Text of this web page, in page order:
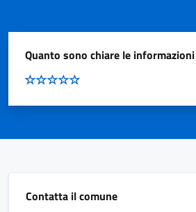
Quanto sono chiare le
Contatta il comune